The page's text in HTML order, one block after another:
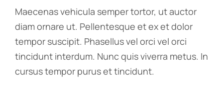
Maecenas vehicula semper tortor, ut auctor
diam ornare ut. Pellentesque et ex et dolor
tempor suscipit. Phasellus vel orci vel orci
tincidunt interdum. Nunc quis viverra metus. In
cursus tempor purus et tincidunt.